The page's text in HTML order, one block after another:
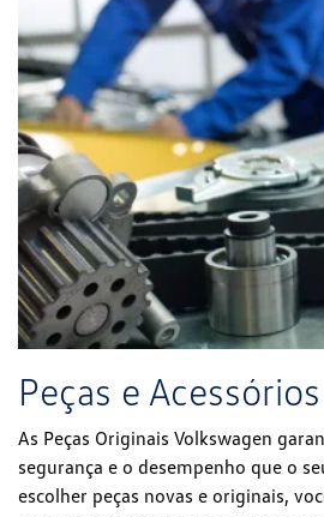
Peças e Acessórios
As Peças Originais Volkswagen
segurança e o desempenho que o
escolher peças novas e originais,